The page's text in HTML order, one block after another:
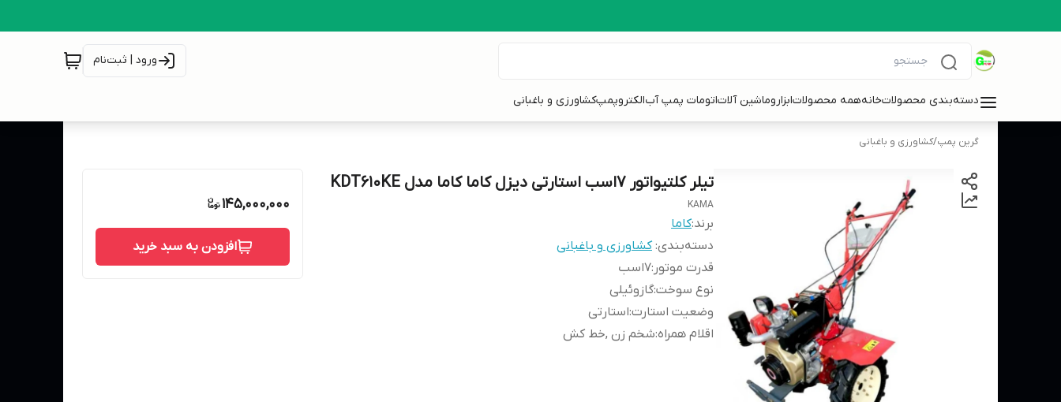
ورود | ثبت‌نام
دسته‌بندی محصولاتخانههمه محصولاتابزاروماشین آلاتاتومات پمپ آبالکتروپمپکشاورزی و باغبانی
گرین پمپ/کشاورزی و باغبانی
تیلر کلتیواتور 7اسب استارتی دیزل کاما کاما مدل KDT610KE
KAMA
برند:کاما
دسته‌بندی:کشاورزی و باغبانی
قدرت موتور :7اسب
نوع سوخت:گازوئیلی
وضعیت استارت:استارتی
اقلام همراه:شخم زن ,خط کش
145,000,000
افزودن به سبد خرید